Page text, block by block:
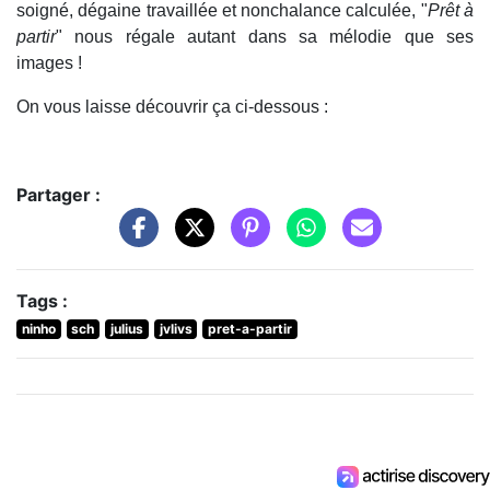
soigné, dégaine travaillée et nonchalance calculée, "Prêt à
partir" nous régale autant dans sa mélodie que ses
images !
On vous laisse découvrir ça ci-dessous :
Partager :
Tags :
ninho sch julius jvlivs pret-a-partir